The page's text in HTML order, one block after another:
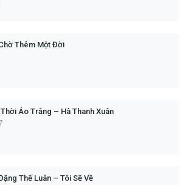
Thêm Một Đời
Áo Trắng – Hà Thanh Xuân
Thế Luân – Tôi Sẽ Về